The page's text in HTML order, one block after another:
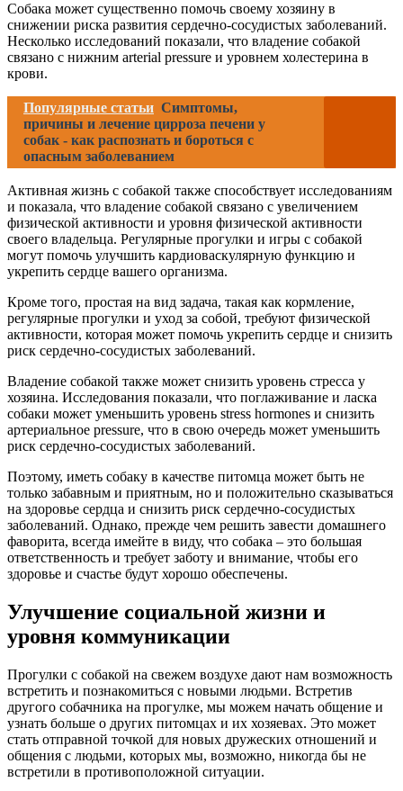
Собака может существенно помочь своему хозяину в
снижении риска развития сердечно-сосудистых заболеваний.
Несколько исследований показали, что владение собакой
связано с нижним arterial pressure и уровнем холестерина в
крови.
Популярные статьи Симптомы,
причины и лечение цирроза печени у
собак - как распознать и бороться с
опасным заболеванием
Активная жизнь с собакой также способствует исследованиям
и показала, что владение собакой связано с увеличением
физической активности и уровня физической активности
своего владельца. Регулярные прогулки и игры с собакой
могут помочь улучшить кардиоваскулярную функцию и
укрепить сердце вашего организма.
Кроме того, простая на вид задача, такая как кормление,
регулярные прогулки и уход за собой, требуют физической
активности, которая может помочь укрепить сердце и снизить
риск сердечно-сосудистых заболеваний.
Владение собакой также может снизить уровень стресса у
хозяина. Исследования показали, что поглаживание и ласка
собаки может уменьшить уровень stress hormones и снизить
артериальное pressure, что в свою очередь может уменьшить
риск сердечно-сосудистых заболеваний.
Поэтому, иметь собаку в качестве питомца может быть не
только забавным и приятным, но и положительно сказываться
на здоровье сердца и снизить риск сердечно-сосудистых
заболеваний. Однако, прежде чем решить завести домашнего
фаворита, всегда имейте в виду, что собака – это большая
ответственность и требует заботу и внимание, чтобы его
здоровье и счастье будут хорошо обеспечены.
Улучшение социальной жизни и
уровня коммуникации
Прогулки с собакой на свежем воздухе дают нам возможность
встретить и познакомиться с новыми людьми. Встретив
другого собачника на прогулке, мы можем начать общение и
узнать больше о других питомцах и их хозяевах. Это может
стать отправной точкой для новых дружеских отношений и
общения с людьми, которых мы, возможно, никогда бы не
встретили в противоположной ситуации.